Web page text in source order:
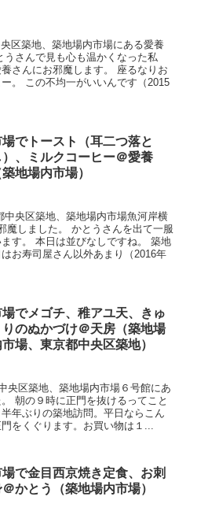
区築地、築地場内市場にある愛養
さんで見も心も温かくなった私
さんにお邪魔します。 座るなりお
。 この不均一がいいんです（2015
場でトースト（耳二つ落と
）、ミルクコーヒー＠愛養
築地場内市場）
中央区築地、築地場内市場魚河岸横
魔しました。 かとうさんを出て一服
す。 本日は並びなしですね。 築地
お寿司屋さん以外あまり（2016年
場でメゴチ、稚アユ天、きゅ
りのぬかづけ＠天房（築地場
市場、東京都中央区築地）
央区築地、築地場内市場６号館にあ
朝の９時に正門を抜けるってこと
年ぶりの築地訪問。平日ならこん
をくぐります。お買い物は１...
で金目西京焼き定食、お刺
かとう（築地場内市場）